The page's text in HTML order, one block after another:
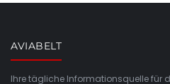
AVIABELT
Ihre tägliche Informationsquelle für